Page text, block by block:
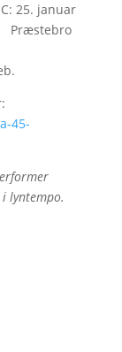
25. januar
Præstebro
45-
lyntempo.